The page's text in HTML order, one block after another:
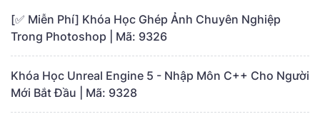
[✅ Miễn Phí] Khóa Học Ghép Ảnh Chuyên Nghiệp
Trong Photoshop | Mã: 9326
Khóa Học Unreal Engine 5 - Nhập Môn C++ Cho Người
Mới Bắt Đầu | Mã: 9328